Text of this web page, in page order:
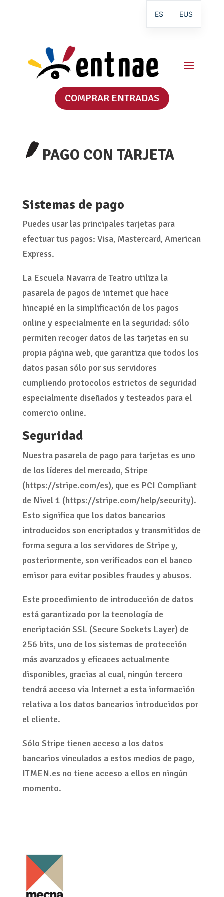
COMPRAR ENTRADAS
PAGO CON TARJETA
Sistemas de pago
Puedes usar las principales tarjetas para
efectuar tus pagos: Visa, Mastercard, American
Express.
La Escuela Navarra de Teatro utiliza la
pasarela de pagos de internet que hace
hincapié en la simplificación de los pagos
online y especialmente en la seguridad: sólo
permiten recoger datos de las tarjetas en su
propia página web, que garantiza que todos los
datos pasan sólo por sus servidores
cumpliendo protocolos estrictos de seguridad
especialmente diseñados y testeados para el
comercio online.
Seguridad
Nuestra pasarela de pago para tarjetas es uno
de los líderes del mercado, Stripe
(https://stripe.com/es), que es PCI Compliant
de Nivel 1 (https://stripe.com/help/security).
Esto significa que los datos bancarios
introducidos son encriptados y transmitidos de
forma segura a los servidores de Stripe y,
posteriormente, son verificados con el banco
emisor para evitar posibles fraudes y abusos.
Este procedimiento de introducción de datos
está garantizado por la tecnología de
encriptación SSL (Secure Sockets Layer) de
256 bits, uno de los sistemas de protección
más avanzados y eficaces actualmente
disponibles, gracias al cual, ningún tercero
tendrá acceso vía Internet a esta información
relativa a los datos bancarios introducidos por
el cliente.
Sólo Stripe tienen acceso a los datos
bancarios vinculados a estos medios de pago,
ITMEN.es no tiene acceso a ellos en ningún
momento.
ES EUS